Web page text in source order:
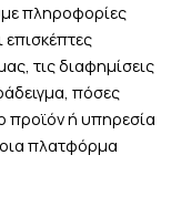
πληροφορίες
επισκέπτες
τις διαφημίσεις
πόσες
προϊόν ή υπηρεσία
πλατφόρμα